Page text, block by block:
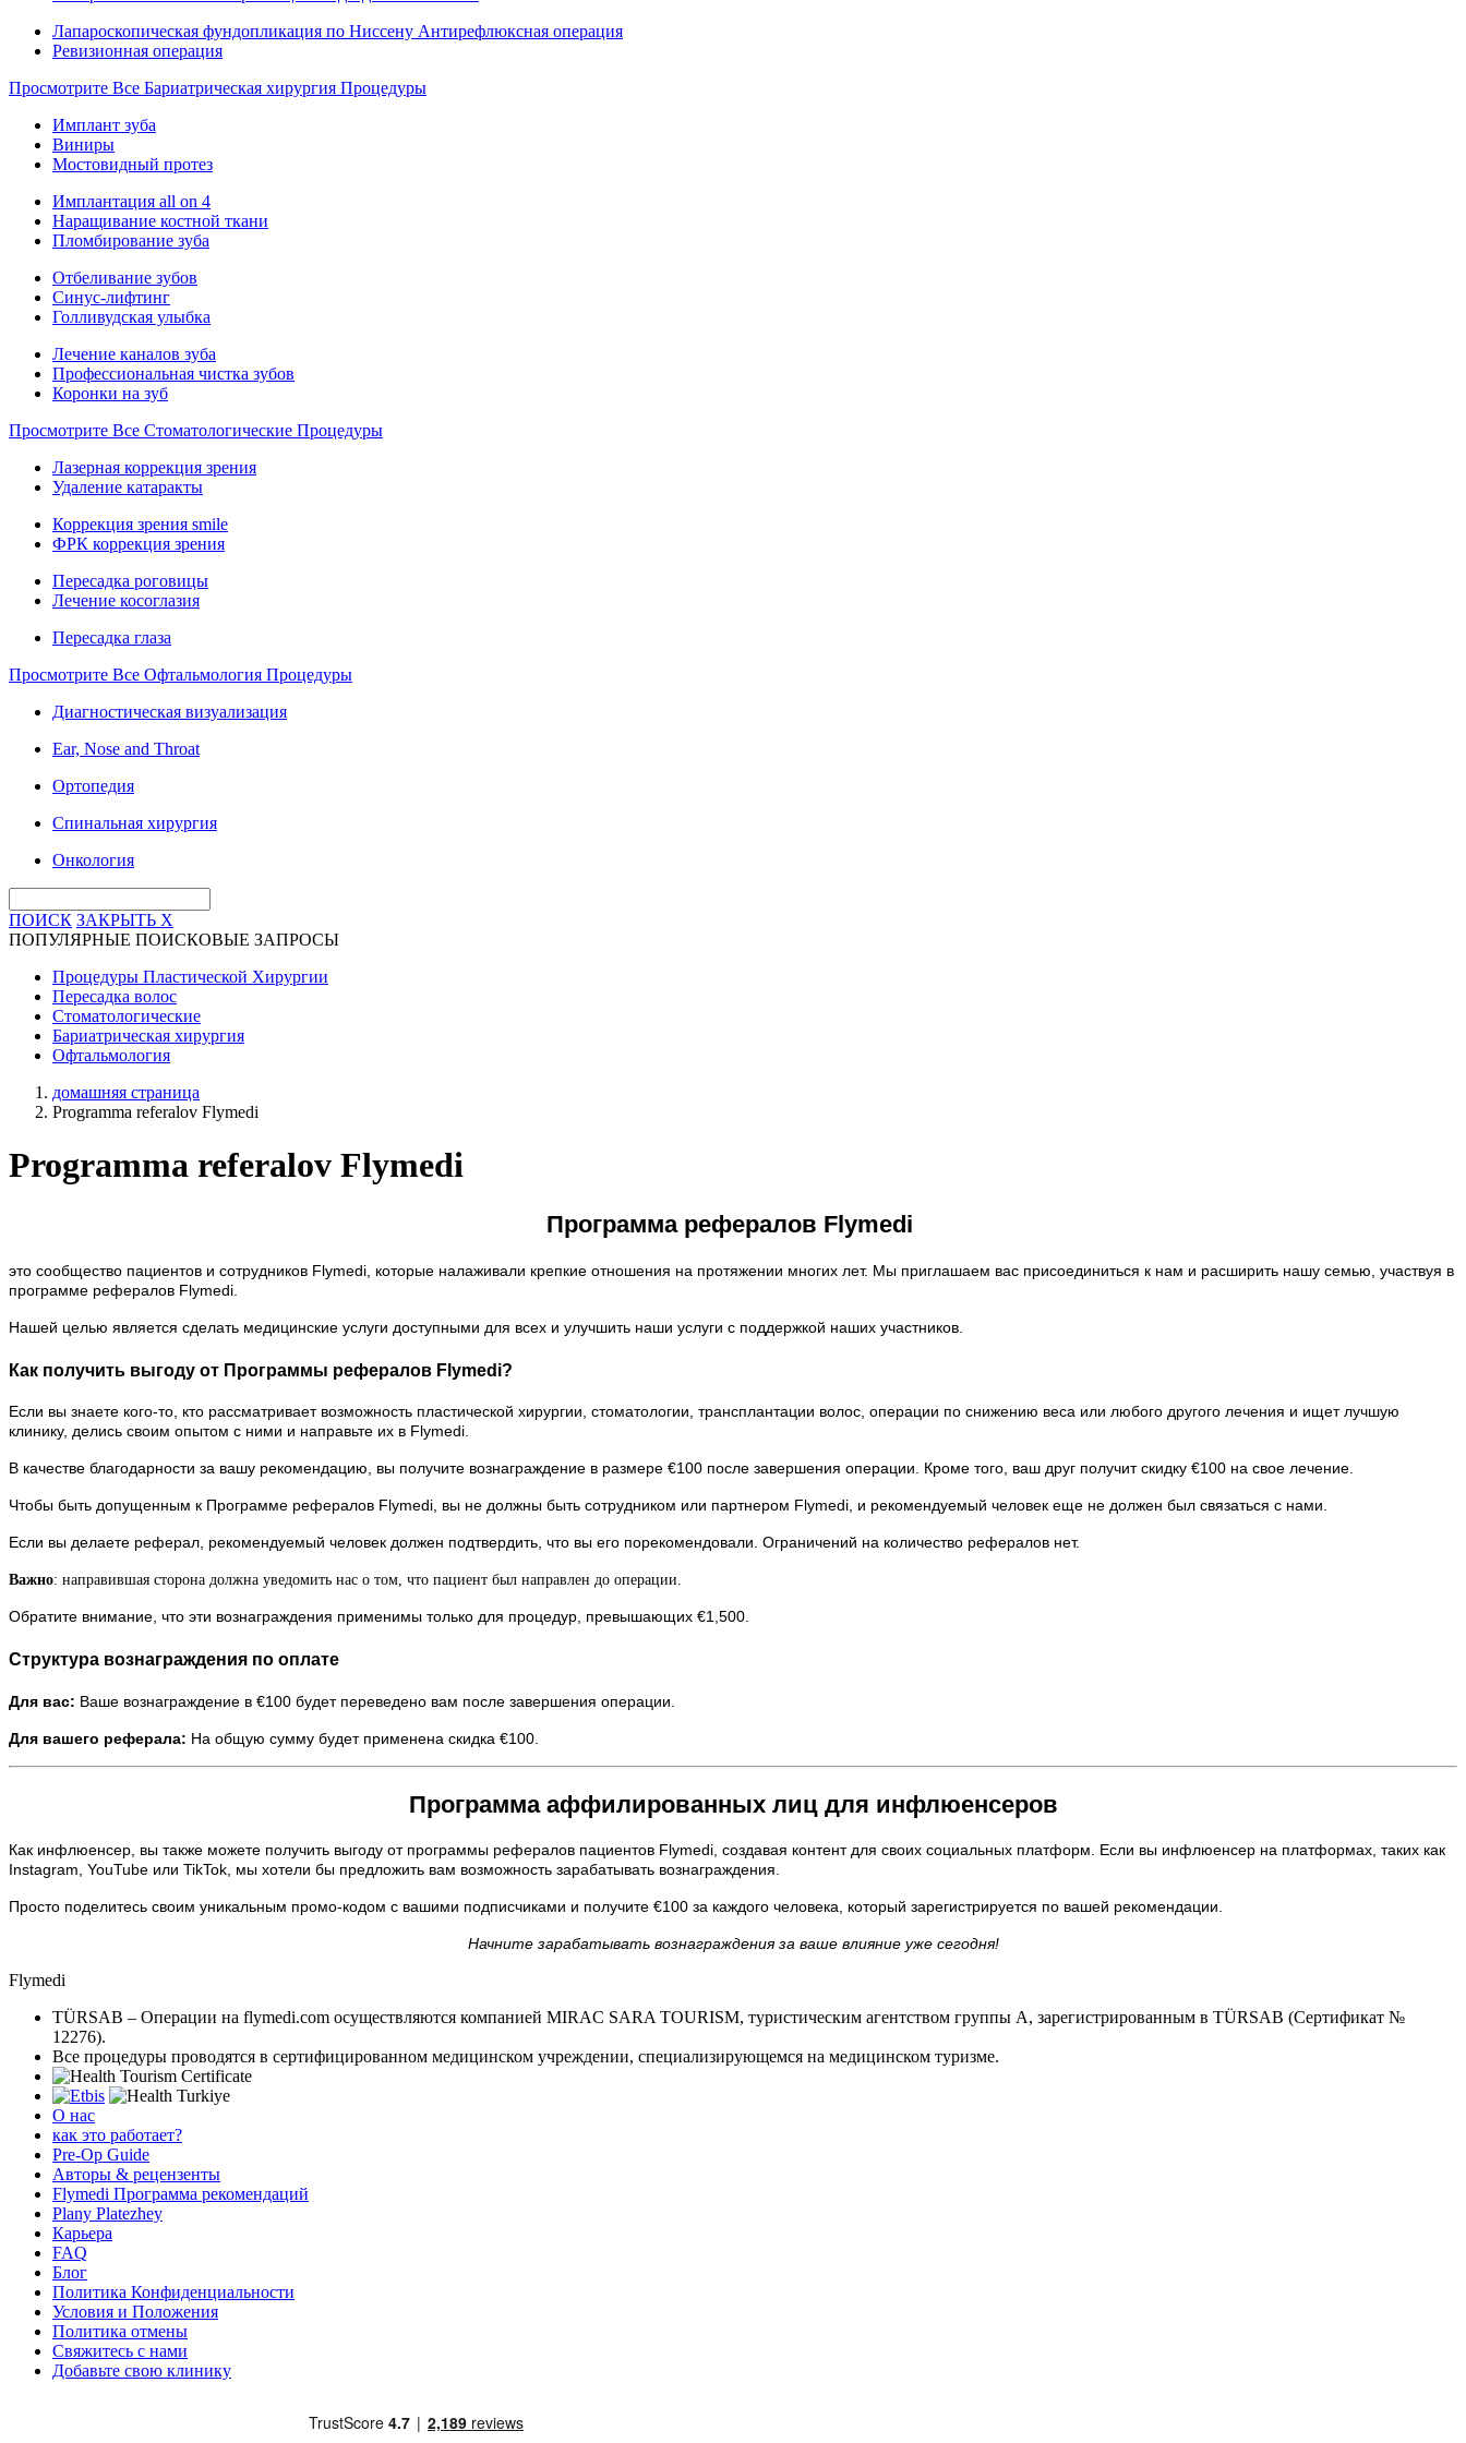
Лапароскопическая фундопликация по Ниссену Антирефлюксная операция
Ревизионная операция
Просмотрите Все Бариатрическая хирургия Процедуры
Имплант зуба
Виниры
Мостовидный протез
Имплантация all on 4
Наращивание костной ткани
Пломбирование зуба
Отбеливание зубов
Синус-лифтинг
Голливудская улыбка
Лечение каналов зуба
Профессиональная чистка зубов
Коронки на зуб
Просмотрите Все Стоматологические Процедуры
Лазерная коррекция зрения
Удаление катаракты
Коррекция зрения smile
ФРК коррекция зрения
Пересадка роговицы
Лечение косоглазия
Пересадка глаза
Просмотрите Все Офтальмология Процедуры
Диагностическая визуализация
Ear, Nose and Throat
Ортопедия
Спинальная хирургия
Онкология
ПОИСК ЗАКРЫТЬ X
ПОПУЛЯРНЫЕ ПОИСКОВЫЕ ЗАПРОСЫ
Процедуры Пластической Хирургии
Пересадка волос
Стоматологические
Бариатрическая хирургия
Офтальмология
домашняя страница
Programma referalov Flymedi
Programma referalov Flymedi
Программа рефералов Flymedi
это сообщество пациентов и сотрудников Flymedi, которые налаживали крепкие отношения на протяжении многих лет. Мы приглашаем вас присоединиться к нам и расширить нашу семью, участвуя в
программе рефералов Flymedi.
Нашей целью является сделать медицинские услуги доступными для всех и улучшить наши услуги с поддержкой наших участников.
Как получить выгоду от Программы рефералов Flymedi?
Если вы знаете кого-то, кто рассматривает возможность пластической хирургии, стоматологии, трансплантации волос, операции по снижению веса или любого другого лечения и ищет лучшую
клинику, делись своим опытом с ними и направьте их в Flymedi.
В качестве благодарности за вашу рекомендацию, вы получите вознаграждение в размере €100 после завершения операции. Кроме того, ваш друг получит скидку €100 на свое лечение.
Чтобы быть допущенным к Программе рефералов Flymedi, вы не должны быть сотрудником или партнером Flymedi, и рекомендуемый человек еще не должен был связаться с нами.
Если вы делаете реферал, рекомендуемый человек должен подтвердить, что вы его порекомендовали. Ограничений на количество рефералов нет.
Важно: направившая сторона должна уведомить нас о том, что пациент был направлен до операции.
Обратите внимание, что эти вознаграждения применимы только для процедур, превышающих €1,500.
Структура вознаграждения по оплате
Для вас: Ваше вознаграждение в €100 будет переведено вам после завершения операции.
Для вашего реферала: На общую сумму будет применена скидка €100.
Программа аффилированных лиц для инфлюенсеров
Как инфлюенсер, вы также можете получить выгоду от программы рефералов пациентов Flymedi, создавая контент для своих социальных платформ. Если вы инфлюенсер на платформах, таких как
Instagram, YouTube или TikTok, мы хотели бы предложить вам возможность зарабатывать вознаграждения.
Просто поделитесь своим уникальным промо-кодом с вашими подписчиками и получите €100 за каждого человека, который зарегистрируется по вашей рекомендации.
Начните зарабатывать вознаграждения за ваше влияние уже сегодня!
Flymedi
TÜRSAB – Операции на flymedi.com осуществляются компанией MIRAC SARA TOURISM, туристическим агентством группы A, зарегистрированным в TÜRSAB (Сертификат №
12276).
Все процедуры проводятся в сертифицированном медицинском учреждении, специализирующемся на медицинском туризме.
О нас
как это работает?
Pre-Op Guide
Авторы & рецензенты
Flymedi Программа рекомендаций
Plany Platezhey
Карьера
FAQ
Блог
Политика Конфиденциальности
Условия и Положения
Политика отмены
Свяжитесь с нами
Добавьте свою клинику